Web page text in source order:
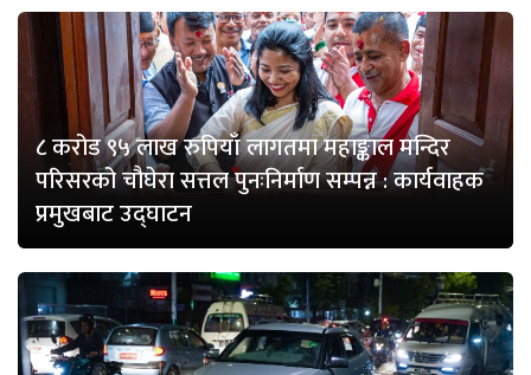
८ करोड ९५ लाख रुपियाँ लागतमा महाङ्काल मन्दिर
परिसरको चौघेरा सत्तल पुनःनिर्माण सम्पन्न : कार्यवाहक
प्रमुखबाट उद्घाटन